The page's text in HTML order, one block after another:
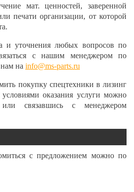
мат. ценностей, заверенной
печати организации, от которой
и уточнения любых вопросов по
с нашим менеджером по
на info@ms-parts.ru
покупку спецтехники в лизинг
оказания услуги можно
или связавшись с менеджером
с предложением можно по